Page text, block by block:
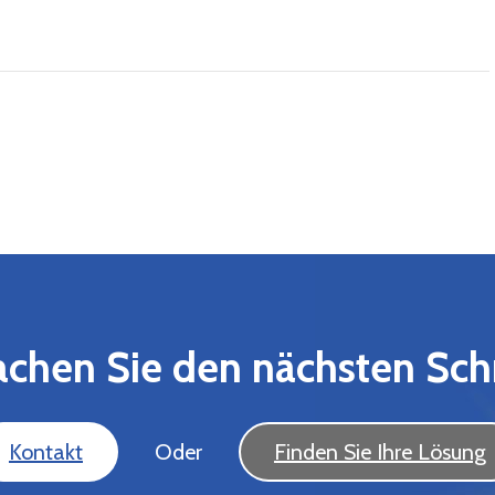
Sie den nächsten
Kontakt Oder Finden Sie Ihre Lösung